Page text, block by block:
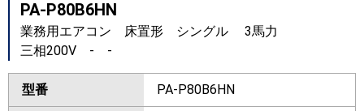
PA-P80B6HN
業務用エアコン 床置形 シングル 3馬力
三相200V - -
型番 PA-P80B6HN